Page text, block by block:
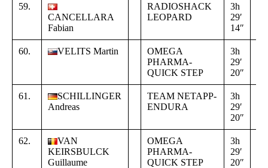
59.
CANCELLARA
Fabian
RADIOSHACK
LEOPARD
3h
29′
14″
60. VELITS Martin
OMEGA
PHARMA-
QUICK STEP
3h
29′
20″
61.
SCHILLINGER
Andreas
TEAM NETAPP-
ENDURA
3h
29′
20″
62.
VAN
KEIRSBULCK
Guillaume
OMEGA
PHARMA-
QUICK STEP
3h
29′
20″